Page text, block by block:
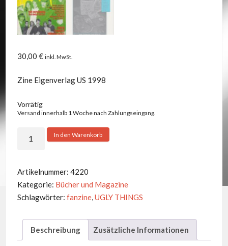
30,00 € inkl. MwSt.
Zine Eigenverlag US 1998
Vorrätig
Versand innerhalb 1 Woche nach Zahlungseingang.
No.
16
Menge
In den Warenkorb
Artikelnummer: 4220
Kategorie: Bücher und Magazine
Schlagwörter: fanzine,UGLY THINGS
Beschreibung Zusätzliche Informationen